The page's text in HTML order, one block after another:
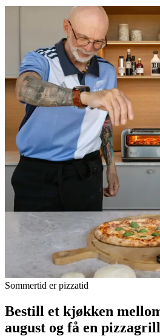
Sommertid er pizzatid
Bestill et kjøkken
august og få en